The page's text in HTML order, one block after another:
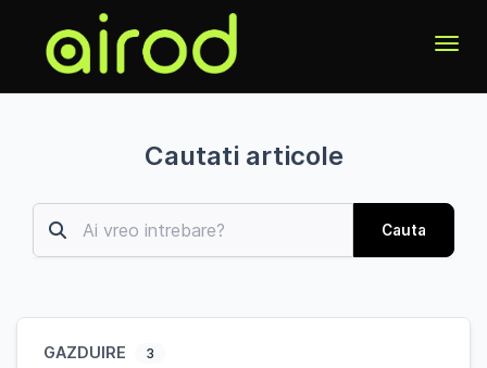
Cautati articole
Cauta
GAZDUIRE 3